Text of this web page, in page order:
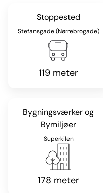
Stoppested
Stefansgade (Nørrebrogade)
119 meter
Bygningsværker og
Bymiljøer
Superkilen
178 meter